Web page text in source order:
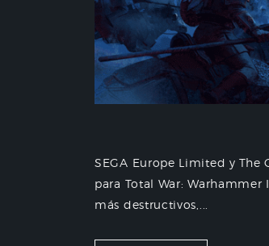
SEGA Europe Limited y
para Total War:
más destructivos,...